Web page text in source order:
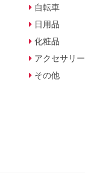
自転車
日用品
化粧品
アクセサリー
その他